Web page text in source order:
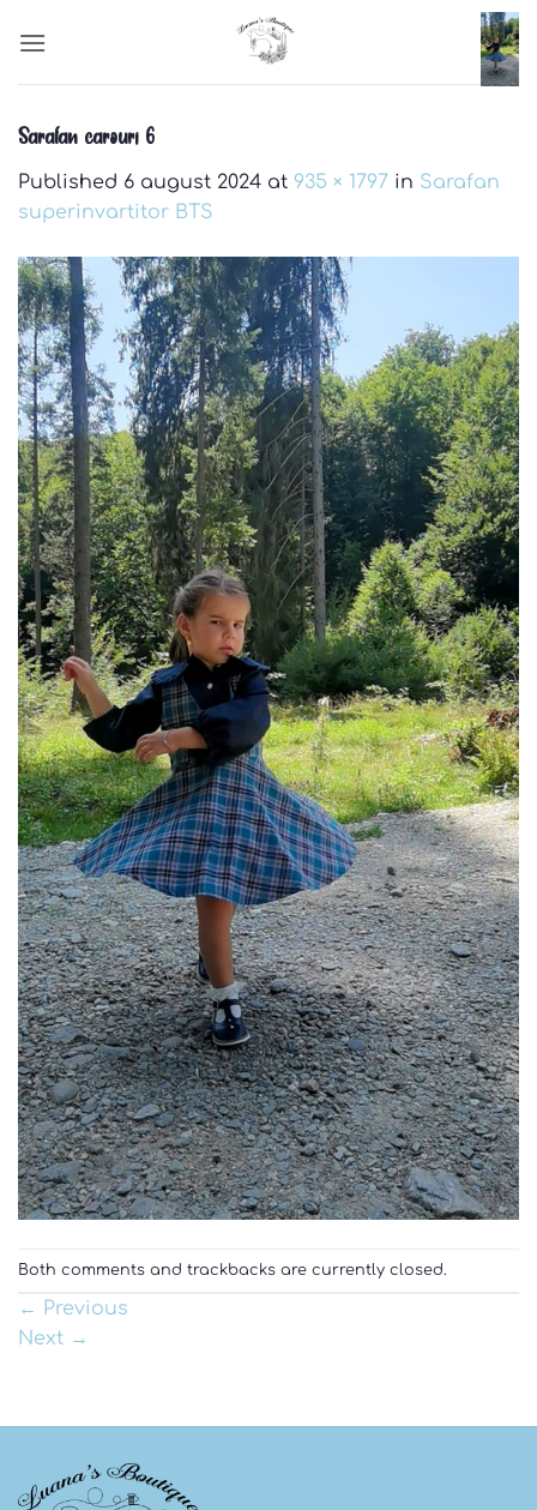
Sarafan carouri 6
Published 6 august 2024 at 935 × 1797 in Sarafan
superinvartitor BTS
Both comments and trackbacks are currently closed.
←
Previous
Next →